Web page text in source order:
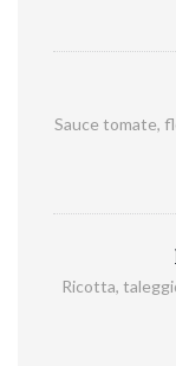
Sauce tomate,
Ricotta,